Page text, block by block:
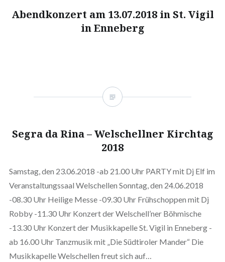
Abendkonzert am 13.07.2018 in St. Vigil
in Enneberg
Segra da Rina – Welschellner Kirchtag
2018
Samstag, den 23.06.2018 -ab 21.00 Uhr PARTY mit Dj Elf im
Veranstaltungssaal Welschellen Sonntag, den 24.06.2018
-08.30 Uhr Heilige Messe -09.30 Uhr Frühschoppen mit Dj
Robby -11.30 Uhr Konzert der Welschell’ner Böhmische
-13.30 Uhr Konzert der Musikkapelle St. Vigil in Enneberg -
ab 16.00 Uhr Tanzmusik mit „Die Südtiroler Mander“ Die
Musikkapelle Welschellen freut sich auf…